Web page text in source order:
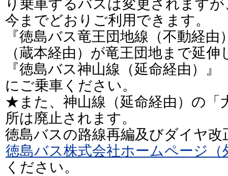
り乗車するバスは変更されます
今までどおりご利用できます。
『徳島バス竜王団地線（不動経
（蔵本経由）が竜王団地まで延伸
『徳島バス神山線（延命経由）
にご乗車ください。
★また、神山線（延命経由）の「
所は廃止されます。
徳島バスの路線再編及びダイヤ
徳島バス株式会社ホームページ（
ください。